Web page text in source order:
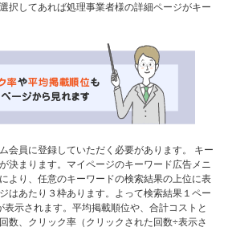
択してあれば処理事業者様の詳細ページがキー
会員に登録していただく必要があります。 キー
決まります。マイページのキーワード広告メニ
より、任意のキーワードの検索結果の上位に表
はあたり３枠あります。よって検索結果１ペー
示されます。平均掲載順位や、合計コストと
数、クリック率（クリックされた回数÷表示さ